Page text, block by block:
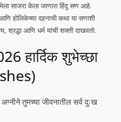
साजरा केला जाणारा हिंदू सण आहे.
होलिकेच्या दहनाची कथा या सणाशी
आणि धर्म यांची शक्ती दाखवतो.
हार्दिक शुभेच्छा
तुमच्या जीवनातील सर्व दुःख